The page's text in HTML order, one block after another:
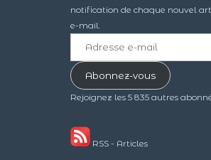
notification de chaque nouvel
e-mail.
mailAbonnez-vous
Rejoignez les 5 835 autres
RSS - Articles